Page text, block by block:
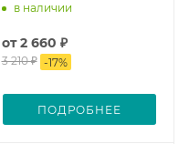
в наличии
от2 660 ₽
3 210 ₽ -17%
ПОДРОБНЕЕ